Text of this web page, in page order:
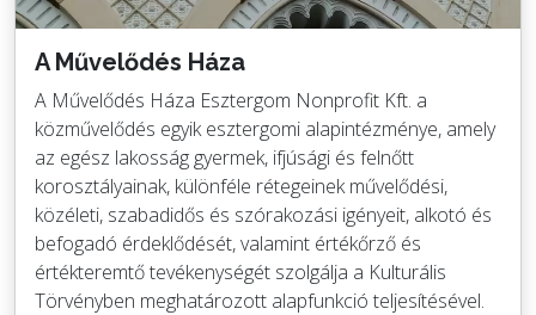
A Művelődés Háza
A Művelődés Háza Esztergom Nonprofit Kft. a
közművelődés egyik esztergomi alapintézménye, amely
az egész lakosság gyermek, ifjúsági és felnőtt
korosztályainak, különféle rétegeinek művelődési,
közéleti, szabadidős és szórakozási igényeit, alkotó és
befogadó érdeklődését, valamint értékőrző és
értékteremtő tevékenységét szolgálja a Kulturális
Törvényben meghatározott alapfunkció teljesítésével.